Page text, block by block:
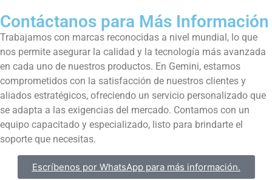
Contáctanos para Más Información
Trabajamos con marcas reconocidas a nivel mundial, lo que
nos permite asegurar la calidad y la tecnología más avanzada
en cada uno de nuestros productos. En Gemini, estamos
comprometidos con la satisfacción de nuestros clientes y
aliados estratégicos, ofreciendo un servicio personalizado que
se adapta a las exigencias del mercado. Contamos con un
equipo capacitado y especializado, listo para brindarte el
soporte que necesitas.
Escríbenos por WhatsApp para más información.